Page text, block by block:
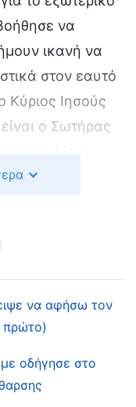
να
ικανή να
στον εαυτό
Κύριος Ιησούς
ο Σωτήρας
ακολουθώ,
στη μητέρα μου
του
εξής: «Το
λέει αυτό,
αλλά στη
να αφήσω τον
πρώτο)
οδήγησε στο